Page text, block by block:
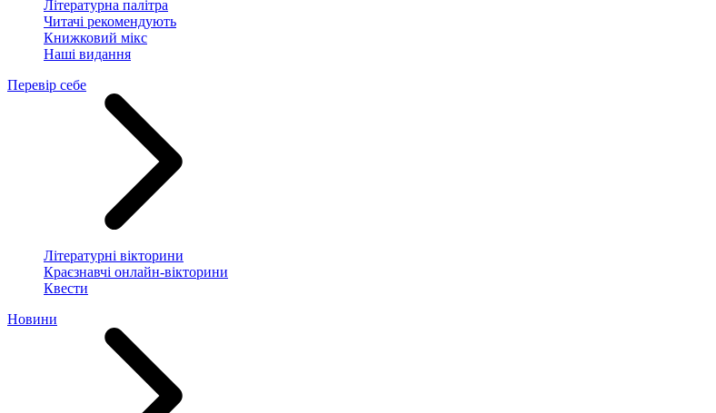
Літературна палітра
Читачі рекомендують
Книжковий мікс
Наші видання
Перевір себе
Літературні вікторини
Краєзнавчі онлайн-вікторини
Квести
Новини